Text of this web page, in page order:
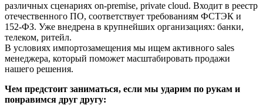
различных сценариях on-premise, private cloud. Входит в реестр
отечественного ПО, соответствует требованиям ФСТЭК и
152-ФЗ. Уже внедрена в крупнейших организациях: банки,
телеком, ритейл.
В условиях импортозамещения мы ищем активного sales
менеджера, который поможет масштабировать продажи
нашего решения.
Чем предстоит заниматься, если мы ударим по рукам и
понравимся друг другу: